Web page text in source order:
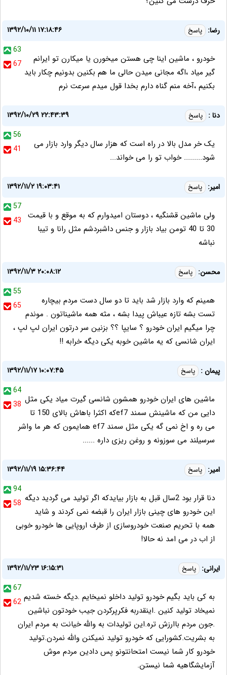
رضا: پاسخ
۱۳۹۲/۱۰/۱۱ ۱۷:۱۸:۴۶
63
67
خودرو ، ماشین اینا چی هستن میخورن یا میکارن تو ایرانم
گیر میاد ،اگه مجانی میدن حالی ما هم بکنین بدونیم چکار باید
بکنیم ،آخه منم گناه دارم بخدا قول میدم سرعت نرم
دنا : پاسخ
۱۳۹۲/۱۰/۲۹ ۲۲:۴۳:۳۹
56
41
یک خر مدل بالا در راه است که هزار سال دیگر وارد بازار می
شود......... خواب تو را می خواند...
امیر: پاسخ
۱۳۹۲/۱۱/۲ ۱۹:۰۳:۴۱
57
43
ولی ماشین قشنگیه ، دوستان امیدوارم که به موقع و با قیمت
30 تا 40 تومن بیاد بازار و جنس داشبردشم مثل رانا و تیبا
نباشه
محسن: پاسخ
۱۳۹۲/۱۱/۳ ۲۰:۰۸:۱۲
55
65
همینم که وارد بازار شد باید تا دو سال دست مردم بیچاره
تست بشه تازه عیباش پیدا بشه ، مثه همه ماشیناتون . موندم
چرا میگیم ایران خودرو ؟ سایپا ؟؟ بزنین سر درتون ایران لپ لپ ،
ایران شانسی که یه ماشین خوبه یکی دیگه خرابه !!
پیمان : پاسخ
۱۳۹۲/۱۱/۱۷ ۱۰:۰۷:۴۵
64
38 ماشین های ایران خودرو همشون شانسی گیرت میاد یکی مثل
دایی من که ماشینش سمند ef7که اکثرا باهاش بالای 150 تا
می ره و اخ نمی گه یکی مثل سمند ef7 همایمون که هر ما واشر
سرسیلند می سوزونه و روغن ریزی داره ......
امیر: پاسخ
۱۳۹۲/۱۱/۱۹ ۱۵:۳۶:۴۴
94
58 دنا قرار بود 2سال قبل به بازار بیایدکه اگر تولید می گردید دیگه
این خودرو های چینی بازار ایران را قبضه نمی کردند و شاید
همه با تحریم صنعت خودروسازی از طرف اروپایی ها خودرو خوبی
از اب در می امد نه حالا!
ایرانی: پاسخ
۱۳۹۲/۱۱/۲۳ ۱۶:۱۵:۳۱
67
62 به کی باید بگیم خودرو تولید داخلو نمیخایم .دیگه خسته شدیم
نمیخاد تولید کنین .اینقدربه فکرپرکردن جیب خودتون نباشین
.جون مردم باارزش تره.این تولیدات به والله خیانت به مردم ایران
به بشریت.کشورایی که خودرو تولید نمیکنن والله نمردن.تولید
خودرو کار شما نیست امتحانتونو پس دادین مردم موش
آزمایشگاهیه شما نیستن.